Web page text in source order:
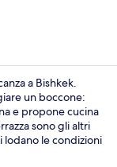
a Bishkek.
un boccone:
e propone cucina
sono gli altri
le condizioni